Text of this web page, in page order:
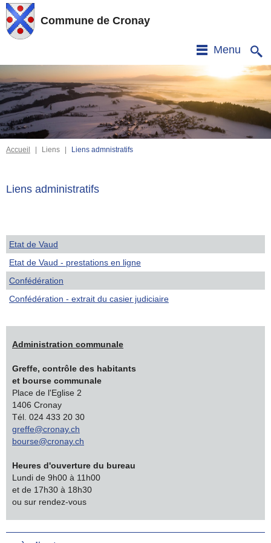
Commune de Cronay
Menu
Accueil | Liens | Liens admnistratifs
Liens administratifs
Etat de Vaud
Etat de Vaud - prestations en ligne
Confédération
Confédération - extrait du casier judiciaire
Administration communale
Greffe, contrôle des habitants
et bourse communale
Place de l'Eglise 2
1406 Cronay
Tél. 024 433 20 30
greffe@cronay.ch
bourse@cronay.ch
Heures d'ouverture du bureau
Lundi de 9h00 à 11h00
et de 17h30 à 18h30
ou sur rendez-vous